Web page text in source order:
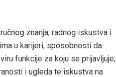
znanja, radnog iskustva i
u karijeri, sposobnosti da
funkcije za koju se prijavljuje,
i ugleda te iskustva na